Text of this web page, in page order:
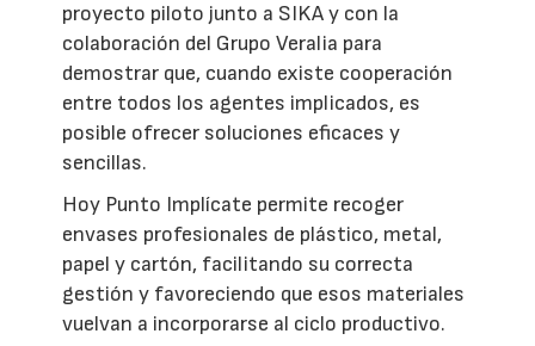
proyecto piloto junto a SIKA y con la
colaboración del Grupo Veralia para
demostrar que, cuando existe cooperación
entre todos los agentes implicados, es
posible ofrecer soluciones eficaces y
sencillas.
Hoy Punto Implícate permite recoger
envases profesionales de plástico, metal,
papel y cartón, facilitando su correcta
gestión y favoreciendo que esos materiales
vuelvan a incorporarse al ciclo productivo.